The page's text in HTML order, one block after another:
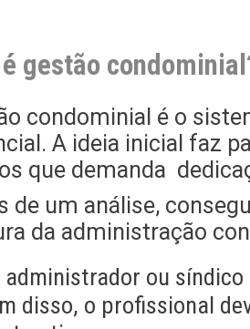
gestão
condominial é o
A ideia inicial faz
que demanda
de um análise,
da administração
administrador ou
disso, o profissional